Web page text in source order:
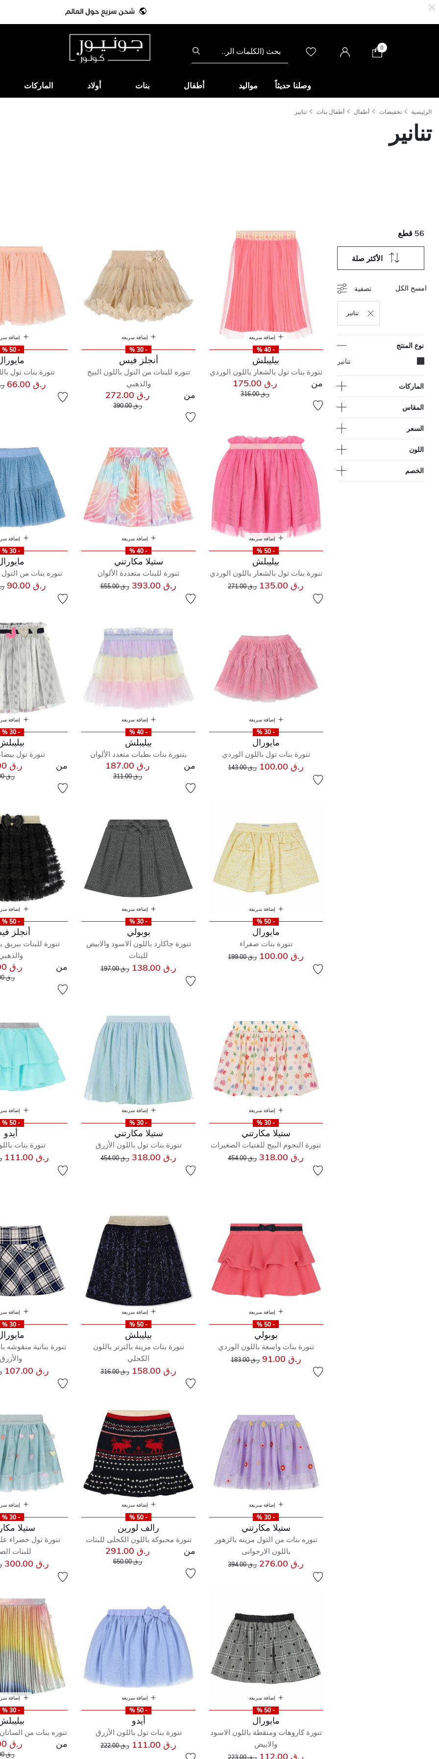
0
وصلنا حديثاً مواليد أطفال بنات أولاد الماركات
الرئيسية تخفيضات أطفال أطفال بنات تنانير
تنانير
56 قطع
الأكثر صلة
تصفية
تنانير
حذف التصفية مكرر حاليًا بواسطة نوع المنتج: تنانير
امسح الكل
نوع المنتج
تنانير
الماركات
المقاس
السعر
اللون
الخصم
إضافة سريعة
- 40 %
بيليبلش
تنورة بنات تول بالشعار باللون الوردي
من ر.ق 175.00
سعر مخفض من
ر.ق 316.00 إلى
إضافة سريعة
- 30 %
أنجلز فيس
تنوره للبنات من التول باللون البيج
والذهبي
من ر.ق 272.00
سعر مخفض من
ر.ق 390.00 إلى
إضافة
- 50 %
تنورة بنات تول
ر.ق 66.00 ر.ق
إضافة سريعة
- 50 %
بيليبلش
تنورة بنات تول بالشعار باللون الوردي
ر.ق 135.00 سعر مخفض من
ر.ق 271.00 إلى
إضافة سريعة
- 40 %
ستيلا مكارتني
تنورة للبنات متعددة الألوان
ر.ق 393.00 سعر مخفض من
ر.ق 655.00 إلى
إضافة
- 30 %
تنوره بنات من التول
ر.ق 90.00 ر.ق
إضافة سريعة
- 30 %
مايورال
تنورة بنات تول باللون الوردي
ر.ق 100.00 سعر مخفض من
ر.ق 143.00 إلى
إضافة سريعة
- 40 %
بيليبلش
يتنورة بنات بطيات متعدد الألوان
من ر.ق 187.00
سعر مخفض من
ر.ق 311.00 إلى
إضافة
- 30 %
تنورة تول
من ر.ق 200.00
سعر
ر.ق 311.00
إضافة سريعة
- 50 %
مايورال
تنورة بنات صفراء
ر.ق 100.00 سعر مخفض من
ر.ق 199.00 إلى
إضافة سريعة
- 30 %
بوبولي
تنورة جاكارد باللون الاسود والابيض
للبنات
ر.ق 138.00 سعر مخفض من
ر.ق 197.00 إلى
إضافة
- 50 %
أنجلز
تنورة للبنات ببريق
من ر.ق 170.00
سعر
ر.ق 340.00
إضافة سريعة
- 30 %
ستيلا مكارتني
تنورة النجوم البيج للفتيات الصغيرات
ر.ق 318.00 سعر مخفض من
ر.ق 454.00
إضافة سريعة
- 30 %
ستيلا مكارتني
تنورة بنات تول باللون الأزرق
ر.ق 318.00 سعر مخفض من
ر.ق 454.00
إضافة
- 50 %
أيدو
تنورة بنات
ر.ق 111.00
إضافة سريعة
- 50 %
بوبولي
تنورة بنات واسعة باللون الوردي
ر.ق 91.00 سعر مخفض من
ر.ق 183.00
إضافة سريعة
- 50 %
بيليبلش
تنورة بنات مزينة بالترتر باللون
الكحلي
ر.ق 158.00 سعر مخفض من
ر.ق 316.00 إلى
إضافة
- 30 %
تنورة بناتية منقوشه
والأزرق
ر.ق 107.00
إضافة سريعة
- 30 %
ستيلا مكارتني
تنوره بنات من التول مزينه بالزهور
باللون الارجوانى
ر.ق 276.00 سعر مخفض من
ر.ق 394.00 إلى
إضافة سريعة
- 50 %
رالف لورين
تنورة محبوكة باللون الكحلى للبنات
من ر.ق 291.00
سعر مخفض من
ر.ق 650.00 إلى
إضافة
- 30 %
ستيلا
تنورة تول خضراء
للبنات
ر.ق 300.00
إضافة سريعة
- 50 %
مايورال
تنورة كاروهات ومنقطة باللون الاسود
والابيض
ر.ق 112.00 سعر مخفض من
ر.ق 223.00 إلى
إضافة سريعة
- 50 %
أيدو
تنورة بنات تول باللون الأزرق
ر.ق 111.00 سعر مخفض من
ر.ق 222.00 إلى
إضافة
- 30 %
تنوره بنات من
من ر.ق 200.00
سعر
ر.ق 286.00